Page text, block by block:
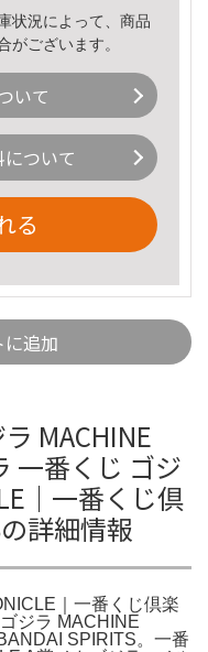
状況によって、商品
がございます。
いて
ついて
る
追加
MACHINE
一番くじ ゴジ
｜一番くじ倶
詳細情報
｜一番くじ倶楽
ジラ MACHINE
SPIRITS。一番